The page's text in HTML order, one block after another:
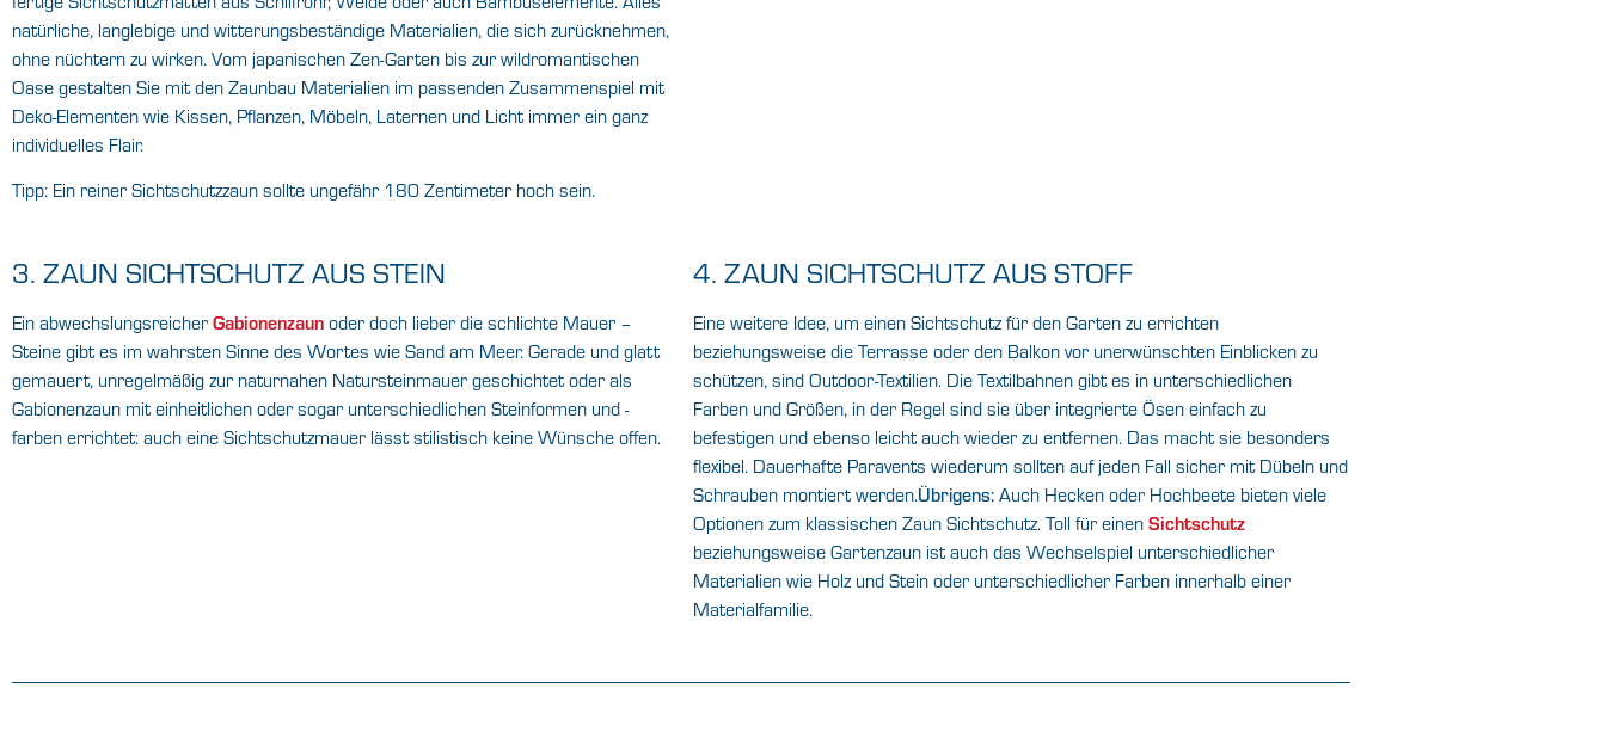
natürliche, langlebige und witterungsbeständige Materialien, die sich zurücknehmen,
ohne nüchtern zu wirken. Vom japanischen Zen-Garten bis zur wildromantischen
Oase gestalten Sie mit den Zaunbau Materialien im passenden Zusammenspiel mit
Deko-Elementen wie Kissen, Pflanzen, Möbeln, Laternen und Licht immer ein ganz
individuelles Flair.
Tipp: Ein reiner Sichtschutzzaun sollte ungefähr 180 Zentimeter hoch sein.
3. ZAUN SICHTSCHUTZ AUS STEIN
Ein abwechslungsreicherGabionenzaunoder doch lieber die schlichte Mauer –
Steine gibt es im wahrsten Sinne des Wortes wie Sand am Meer. Gerade und glatt
gemauert, unregelmäßig zur naturnahen Natursteinmauer geschichtet oder als
Gabionenzaun mit einheitlichen oder sogar unterschiedlichen Steinformen und -
farben errichtet: auch eine Sichtschutzmauer lässt stilistisch keine Wünsche offen.
4. ZAUN SICHTSCHUTZ AUS STOFF
Eine weitere Idee, um einen Sichtschutz für den Garten zu errichten
beziehungsweise die Terrasse oder den Balkon vor unerwünschten Einblicken zu
schützen, sind Outdoor-Textilien. Die Textilbahnen gibt es in unterschiedlichen
Farben und Größen, in der Regel sind sie über integrierte Ösen einfach zu
befestigen und ebenso leicht auch wieder zu entfernen. Das macht sie besonders
flexibel. Dauerhafte Paravents wiederum sollten auf jeden Fall sicher mit Dübeln und
Schrauben montiert werden.Übrigens: Auch Hecken oder Hochbeete bieten viele
Optionen zum klassischen Zaun Sichtschutz. Toll für einenSichtschutz
beziehungsweise Gartenzaun ist auch das Wechselspiel unterschiedlicher
Materialien wie Holz und Stein oder unterschiedlicher Farben innerhalb einer
Materialfamilie.